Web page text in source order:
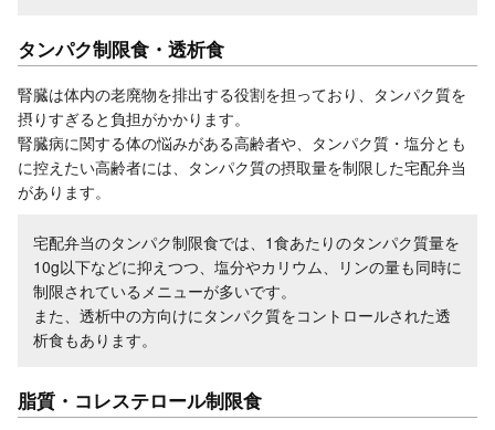
タンパク制限食・透析食
腎臓は体内の老廃物を排出する役割を担っており、タンパク質を
摂りすぎると負担がかかります。
腎臓病に関する体の悩みがある高齢者や、タンパク質・塩分とも
に控えたい高齢者には、タンパク質の摂取量を制限した宅配弁当
があります。
宅配弁当のタンパク制限食では、1食あたりのタンパク質量を
10g以下などに抑えつつ、塩分やカリウム、リンの量も同時に
制限されているメニューが多いです。
また、透析中の方向けにタンパク質をコントロールされた透
析食もあります。
脂質・コレステロール制限食